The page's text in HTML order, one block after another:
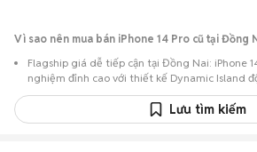
Vì sao nên mua bán iPhone 14 Pro cũ tại Đồng
Flagship giá dễ tiếp cận tại Đồng Nai: iPhone
nghiệm đỉnh cao với thiết kế Dynamic Island
Retina XDR OLED 6.1 inch ProMotion 120Hz
cực mạnh và cụm camera 48MP siêu nét, với
nhiều so với khi mới ra mắt.
Lưu tìm kiếm